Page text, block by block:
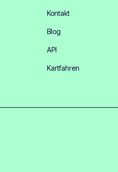
Kontakt
Blog
API
Kartfahren